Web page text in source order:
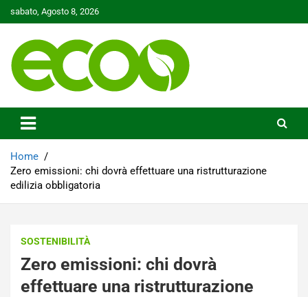
to
sabato, Agosto 8, 2026
Ecoo.it
Home
Zero emissioni: chi dovrà effettuare una ristrutturazione
edilizia obbligatoria
SOSTENIBILITÀ
Zero emissioni: chi dovrà
effettuare una ristrutturazione